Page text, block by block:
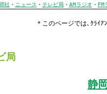
からアク
社 ・ ニュース ・ テレビ局・ AMラジオ ・ FM
＊このページでは､ｸﾗｲｱ
局
静